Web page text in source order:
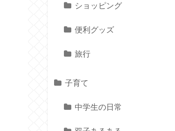
ショッピング
便利グッズ
旅行
子育て
中学生の日常